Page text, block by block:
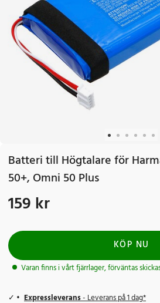
Batteri till Högtalare för
50+, Omni 50 Plus
Pris:159 kr
159 kr
KÖP NU
Varan finns i vårt fjärrlager, förväntas
Expressleverans- Leverans på 1 dag*